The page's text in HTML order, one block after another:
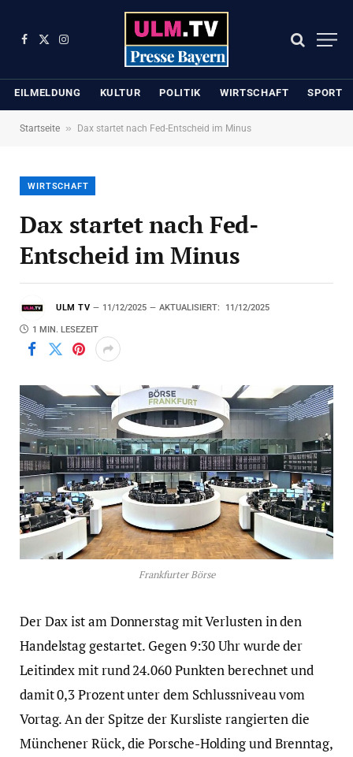
Facebook
X
Instagram
EILMELDUNG KULTUR POLITIK WIRTSCHAFT SPORT
Startseite » Dax startet nach Fed-Entscheid im Minus
WIRTSCHAFT
Dax startet nach Fed-
Entscheid im Minus
ULM TV 11/12/2025 AKTUALISIERT: 11/12/2025
1 MIN. LESEZEIT
Frankfurter Börse
Der Dax ist am Donnerstag mit Verlusten in den
Handelstag gestartet. Gegen 9:30 Uhr wurde der
Leitindex mit rund 24.060 Punkten berechnet und
damit 0,3 Prozent unter dem Schlussniveau vom
Vortag. An der Spitze der Kursliste rangierten die
Münchener Rück, die Porsche-Holding und Brenntag,